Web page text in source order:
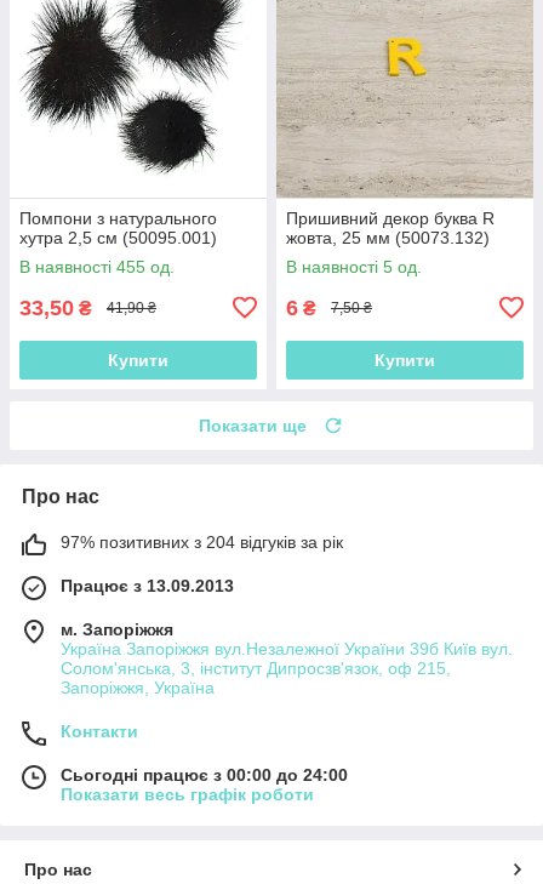
Помпони з натурального
хутра 2,5 см (50095.001)
В наявності 455 од.
33,50 ₴ 41,90 ₴
Купити
Пришивний декор буква R
жовта, 25 мм (50073.132)
В наявності 5 од.
6 ₴ 7,50 ₴
Купити
Показати ще
Про нас
97% позитивних з 204 відгуків за рік
Працює з 13.09.2013
м. Запоріжжя
Україна Запоріжжя вул.Незалежної України 39б Київ вул.
Солом'янська, 3, інститут Дипросзв'язок, оф 215,
Запоріжжя, Україна
Контакти
Сьогодні працює з 00:00 до 24:00
Показати весь графік роботи
Про нас